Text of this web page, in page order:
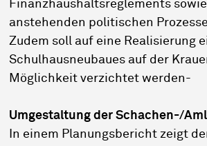
Finanzhaushaltsreglements
anstehenden politischen
Zudem soll auf eine Realisierung
Schulhausneubaues auf der
Möglichkeit verzichtet werden-
Umgestaltung der Schachen-/
In einem Planungsbericht zeigt